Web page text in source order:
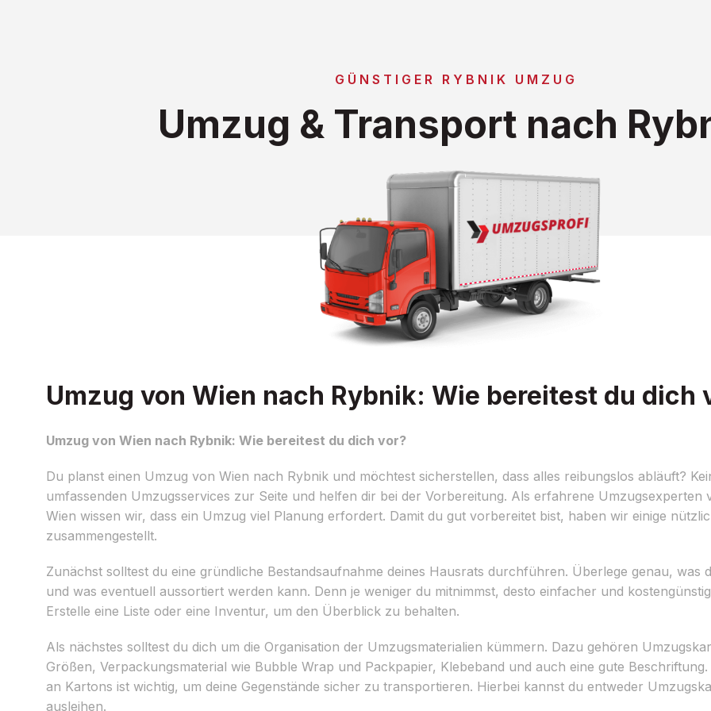
GÜNSTIGER RYBNIK UMZUG
Umzug & Transport nach
Umzug von Wien nach Rybnik: Wie bereitest du dich
Umzug von Wien nach Rybnik: Wie bereitest du dich vor?
Du planst einen Umzug von Wien nach Rybnik und möchtest sicherstellen, dass alles reibungslos abläuft?
umfassenden Umzugsservices zur Seite und helfen dir bei der Vorbereitung. Als erfahrene Umzugsexperten
Wien wissen wir, dass ein Umzug viel Planung erfordert. Damit du gut vorbereitet bist, haben wir einige
zusammengestellt.
Zunächst solltest du eine gründliche Bestandsaufnahme deines Hausrats durchführen. Überlege genau, was
und was eventuell aussortiert werden kann. Denn je weniger du mitnimmst, desto einfacher und
Erstelle eine Liste oder eine Inventur, um den Überblick zu behalten.
Als nächstes solltest du dich um die Organisation der Umzugsmaterialien kümmern. Dazu gehören
Größen, Verpackungsmaterial wie Bubble Wrap und Packpapier, Klebeband und auch eine gute
an Kartons ist wichtig, um deine Gegenstände sicher zu transportieren. Hierbei kannst du entweder
ausleihen.